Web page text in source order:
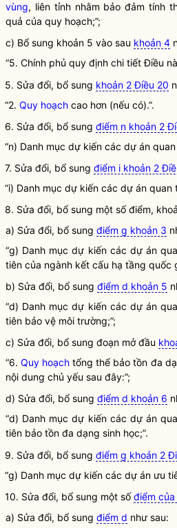
vùng, liên tỉnh nhằm bảo đảm tính
quả của quy hoạch;”;
c) Bổ sung khoản 5 vào sau khoản 4
“5. Chính phủ quy định chi tiết Điều
5. Sửa đổi, bổ sung khoản 2 Điều 20
“2. Quy hoạch cao hơn (nếu có).”.
6. Sửa đổi, bổ sung điểm n khoản 2
“n) Danh mục dự kiến các dự án
7. Sửa đổi, bổ sung điểm i khoản 2
“i) Danh mục dự kiến các dự án quan
8. Sửa đổi, bổ sung một số điểm,
a) Sửa đổi, bổ sung điểm g khoản 3
“g) Danh mục dự kiến các dự án
tiên của ngành kết cấu hạ tầng quốc
b) Sửa đổi, bổ sung điểm d khoản 5
“d) Danh mục dự kiến các dự án
tiên bảo vệ môi trường;”;
c) Sửa đổi, bổ sung đoạn mở đầu
“6.Quy hoạch tổng thể bảo tồn đa
nội dung chủ yếu sau đây:”;
d) Sửa đổi, bổ sung điểm d khoản 6
“d) Danh mục dự kiến các dự án
tiên bảo tồn đa dạng sinh học;”.
9. Sửa đổi, bổ sung điểm g khoản 2
“g) Danh mục dự kiến các dự án ưu
10. Sửa đổi, bổ sung một sốđiểm
a) Sửa đổi, bổ sung điểm d như sau: